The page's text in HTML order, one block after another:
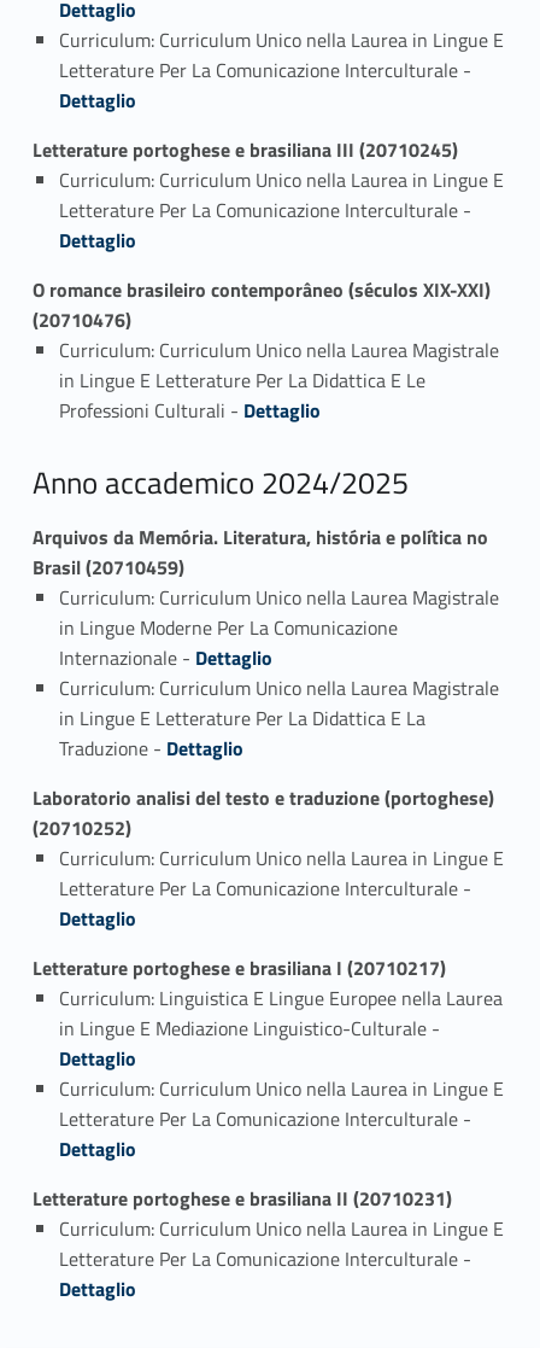
Dettaglio
Curriculum: Curriculum Unico nella Laurea in Lingue E
Letterature Per La Comunicazione Interculturale -
Dettaglio
Letterature portoghese e brasiliana III (20710245)
Curriculum: Curriculum Unico nella Laurea in Lingue E
Letterature Per La Comunicazione Interculturale -
Dettaglio
O romance brasileiro contemporâneo (séculos XIX-XXI)
(20710476)
Curriculum: Curriculum Unico nella Laurea Magistrale
in Lingue E Letterature Per La Didattica E Le
Professioni Culturali - Link identifier #identifier_person_179455-1
Dettaglio
Anno accademico 2024/2025
Arquivos da Memória. Literatura, história e política no
Brasil (20710459)
Curriculum: Curriculum Unico nella Laurea Magistrale
in Lingue Moderne Per La Comunicazione
Internazionale - Link identifier #identifier_person_93243-1
Dettaglio
Curriculum: Curriculum Unico nella Laurea Magistrale
in Lingue E Letterature Per La Didattica E La
Traduzione - Link identifier #identifier_person_93560-2
Dettaglio
Laboratorio analisi del testo e traduzione (portoghese)
(20710252)
Curriculum: Curriculum Unico nella Laurea in Lingue E
Letterature Per La Comunicazione Interculturale -
Dettaglio
Letterature portoghese e brasiliana I (20710217)
Curriculum: Linguistica E Lingue Europee nella Laurea
in Lingue E Mediazione Linguistico-Culturale -
Dettaglio
Curriculum: Curriculum Unico nella Laurea in Lingue E
Letterature Per La Comunicazione Interculturale -
Dettaglio
Letterature portoghese e brasiliana II (20710231)
Curriculum: Curriculum Unico nella Laurea in Lingue E
Letterature Per La Comunicazione Interculturale -
Dettaglio